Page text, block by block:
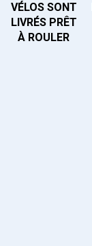
VÉLOS SONT
LIVRÉS PRÊT
À ROULER